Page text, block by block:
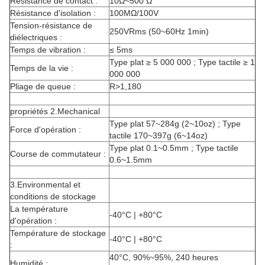
Résistance d'isolation :
100MΩ/100V
Tension-résistance de
diélectriques :
250VRms (50~60Hz 1min)
Temps de vibration :
≤ 5ms
Temps de la vie :
Type plat ≥ 5 000 000 ; Type tactile ≥ 1
000 000
Pliage de queue :
R>1,180
propriétés 2.Mechanical
Force d'opération :
Type plat 57~284g (2~10oz) ; Type
tactile 170~397g (6~14oz)
Course de commutateur :
Type plat 0.1~0.5mm ; Type tactile
0.6~1.5mm
3.Environmental et
conditions de stockage
La température
d'opération :
-40°C | +80°C
Température de stockage
:
-40°C | +80°C
40°C, 90%~95%, 240 heures